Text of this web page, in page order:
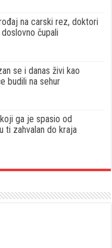
na carski rez, doktori
čupali
se i danas živi kao
budili na sehur
ga je spasio od
ti zahvalan do kraja